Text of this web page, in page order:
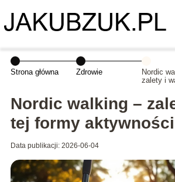
Strona główna Zdrowie
Nordic
zalety i
aktywności
Nordic walking –
tej formy aktywności
Data publikacji: 2026-06-04